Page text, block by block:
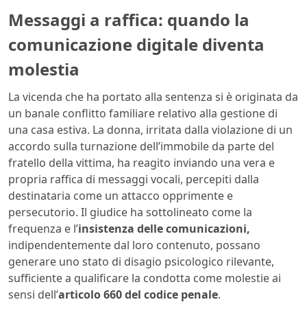
Messaggi a raffica: quando la
comunicazione digitale diventa
molestia
La vicenda che ha portato alla sentenza si è originata da
un banale conflitto familiare relativo alla gestione di
una casa estiva. La donna, irritata dalla violazione di un
accordo sulla turnazione dell’immobile da parte del
fratello della vittima, ha reagito inviando una vera e
propria raffica di messaggi vocali, percepiti dalla
destinataria come un attacco opprimente e
persecutorio. Il giudice ha sottolineato come la
frequenza e l’insistenza delle comunicazioni,
indipendentemente dal loro contenuto, possano
generare uno stato di disagio psicologico rilevante,
sufficiente a qualificare la condotta come molestie ai
sensi dell’articolo 660 del codice penale.